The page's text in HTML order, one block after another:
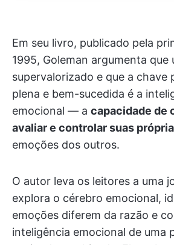
Em seu livro, publicado pela
1995, Goleman argumenta que
supervalorizado e que a chave
plena e bem-sucedida é a
emocional — a capacidade de
avaliar e controlar suas
emoções dos outros.
O autor leva os leitores a uma
explora o cérebro emocional,
emoções diferem da razão e
inteligência emocional de uma